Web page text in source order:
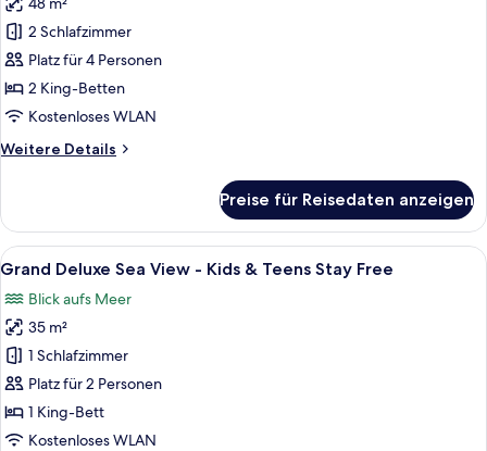
Stay
Free
Two-
Bedroom
Family
Room
-
&
Free
anzeigen
2 Schlafzimmer
Platz für 4 Personen
2 King-Betten
Kostenloses WLAN
Weitere Details
Weitere
Bedroom
Family
Room
Kids
&
Teens
Stay
Free
Preise für Reisedaten anzeigen
Alle
Fotos
für
Grand
Deluxe
Sea
View
-
Ein Hotelzimmer mit Bett,
7
Grand Deluxe Sea View - Kids & Teens Stay Free
Blick aufs Meer
35 m²
1 Schlafzimmer
Platz für 2 Personen
1 King-Bett
Kostenloses WLAN